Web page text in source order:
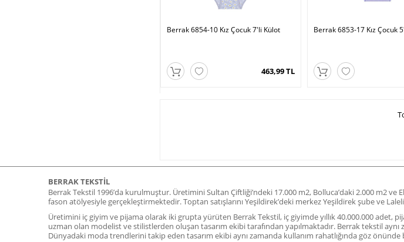
Berrak 6854-10 Kız Çocuk 7'li Külot
463,99 TL
Berrak 6853-17 Kız Çocuk
BERRAK TEKSTIL
Berrak Tekstil 1996’da kurulmuştur. Üretimini Sultan Çiftliği’ndeki 17.000 m2, Bolluca’daki 2.000 m2
fason atölyesiyle gerçekleştirmektedir. Toptan satışlarını Yeşildirek’deki merkez Yeşildirek şube ve
Üretimini iç giyim ve pijama olarak iki grupta yürüten Berrak Tekstil, iç giyimde yıllık 40.000.000 adet,
uzman olan modelist ve stilistlerden oluşan tasarım ekibi tarafından yapılmaktadır. Berrak tekstil
Dünyadaki moda trendlerini takip eden tasarım ekibi aynı zamanda kullanım rahatlığında göz